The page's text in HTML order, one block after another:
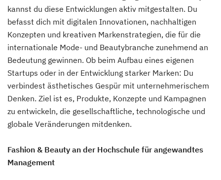
kannst du diese Entwicklungen aktiv mitgestalten. Du
befasst dich mit digitalen Innovationen, nachhaltigen
Konzepten und kreativen Markenstrategien, die für die
internationale Mode- und Beautybranche zunehmend an
Bedeutung gewinnen. Ob beim Aufbau eines eigenen
Startups oder in der Entwicklung starker Marken: Du
verbindest ästhetisches Gespür mit unternehmerischem
Denken. Ziel ist es, Produkte, Konzepte und Kampagnen
zu entwickeln, die gesellschaftliche, technologische und
globale Veränderungen mitdenken.
Fashion & Beauty an der Hochschule für angewandtes
Management